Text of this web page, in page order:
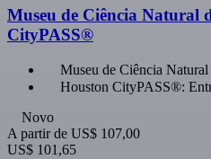
Museu de Ciência Natural
CityPASS®
Museu de Ciência
Houston CityPASS®:
Novo
A partir de US$ 107,00
US$ 101,65